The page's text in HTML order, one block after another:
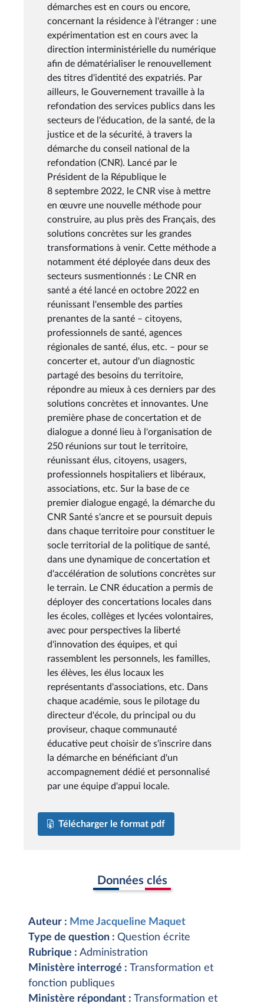
démarches est en cours ou encore,
concernant la résidence à l'étranger : une
expérimentation est en cours avec la
direction interministérielle du numérique
afin de dématérialiser le renouvellement
des titres d'identité des expatriés. Par
ailleurs, le Gouvernement travaille à la
refondation des services publics dans les
secteurs de l'éducation, de la santé, de la
justice et de la sécurité, à travers la
démarche du conseil national de la
refondation (CNR). Lancé par le
Président de la République le
8 septembre 2022, le CNR vise à mettre
en œuvre une nouvelle méthode pour
construire, au plus près des Français, des
solutions concrètes sur les grandes
transformations à venir. Cette méthode a
notamment été déployée dans deux des
secteurs susmentionnés : Le CNR en
santé a été lancé en octobre 2022 en
réunissant l'ensemble des parties
prenantes de la santé – citoyens,
professionnels de santé, agences
régionales de santé, élus, etc. – pour se
concerter et, autour d'un diagnostic
partagé des besoins du territoire,
répondre au mieux à ces derniers par des
solutions concrètes et innovantes. Une
première phase de concertation et de
dialogue a donné lieu à l'organisation de
250 réunions sur tout le territoire,
réunissant élus, citoyens, usagers,
professionnels hospitaliers et libéraux,
associations, etc. Sur la base de ce
premier dialogue engagé, la démarche du
CNR Santé s'ancre et se poursuit depuis
dans chaque territoire pour constituer le
socle territorial de la politique de santé,
dans une dynamique de concertation et
d'accélération de solutions concrètes sur
le terrain. Le CNR éducation a permis de
déployer des concertations locales dans
les écoles, collèges et lycées volontaires,
avec pour perspectives la liberté
d'innovation des équipes, et qui
rassemblent les personnels, les familles,
les élèves, les élus locaux les
représentants d'associations, etc. Dans
chaque académie, sous le pilotage du
directeur d'école, du principal ou du
proviseur, chaque communauté
éducative peut choisir de s'inscrire dans
la démarche en bénéficiant d'un
accompagnement dédié et personnalisé
par une équipe d'appui locale.
Télécharger le format pdf
Données clés
Auteur : Mme Jacqueline Maquet
Type de question : Question écrite
Rubrique : Administration
Ministère interrogé : Transformation et
fonction publiques
Ministère répondant : Transformation et